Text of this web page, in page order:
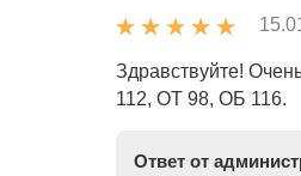
Здравствуйте!
112, ОТ 98, ОБ 116.
Ответ от